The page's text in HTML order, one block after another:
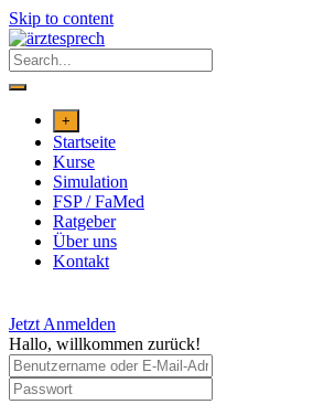
Skip to content
+
Startseite
Kurse
Simulation
FSP / FaMed
Ratgeber
Über uns
Kontakt
Jetzt Anmelden
Hallo, willkommen zurück!